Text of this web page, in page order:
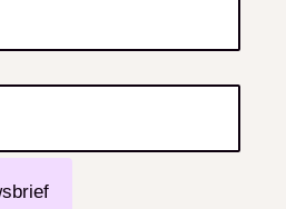
samen. Door het
met het
Lundgren nieuwe
wij naar China kijken.